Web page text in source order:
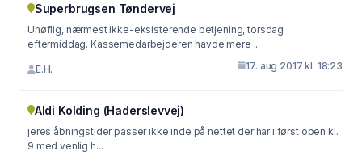
Superbrugsen Tøndervej
Uhøflig, nærmest ikke-eksisterende betjening, torsdag
eftermiddag. Kassemedarbejderen havde mere ...
E.H. 17. aug 2017 kl. 18:23
Aldi Kolding (Haderslevvej)
jeres åbningstider passer ikke inde på nettet der har i først open kl.
9 med venlig h...